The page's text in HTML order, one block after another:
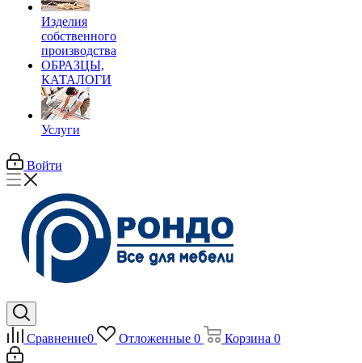
Изделия
собственного
производства
ОБРАЗЦЫ,
КАТАЛОГИ
Услуги
Войти
Сравнение0 Отложенные 0 Корзина 0